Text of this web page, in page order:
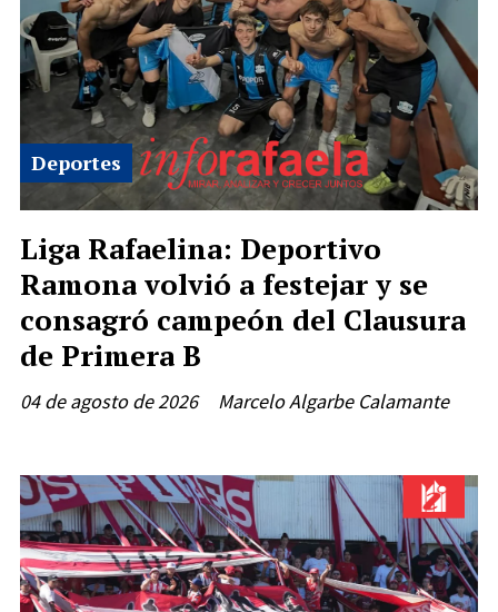
Liga Rafaelina: Deportivo
Ramona volvió a festejar y se
consagró campeón del Clausura
de Primera B
Marcelo Algarbe Calamante
Deportes
04 de agosto de 2026